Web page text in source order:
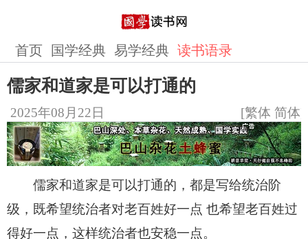
首页 国学经典 易学经典 读书语录
儒家和道家是可以打通的
2025年08月22日 [繁体 简体
儒家和道家是可以打通的，都是写给统治阶
级，既希望统治者对老百姓好一点 也希望老百姓过
得好一点，这样统治者也安稳一点。